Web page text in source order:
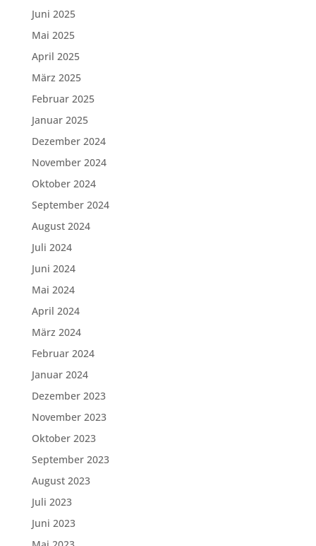
Juni 2025
Mai 2025
April 2025
März 2025
Februar 2025
Januar 2025
Dezember 2024
November 2024
Oktober 2024
September 2024
August 2024
Juli 2024
Juni 2024
Mai 2024
April 2024
März 2024
Februar 2024
Januar 2024
Dezember 2023
November 2023
Oktober 2023
September 2023
August 2023
Juli 2023
Juni 2023